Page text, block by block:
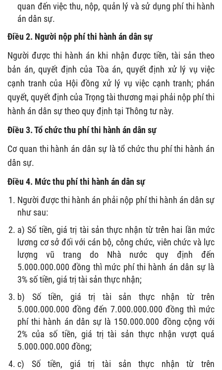
quan đến việc thu, nộp, quản lý và sử dụng phí thi hành
án dân sự.
Điều 2. Người nộp phí thi hành án dân sự
Người được thi hành án khi nhận được tiền, tài sản theo
bản án, quyết định của Tòa án, quyết định xử lý vụ việc
cạnh tranh của Hội đồng xử lý vụ việc cạnh tranh; phán
quyết, quyết định của Trọng tài thương mại phải nộp phí thi
hành án dân sự theo quy định tại Thông tư này.
Điều 3. Tổ chức thu phí thi hành án dân sự
Cơ quan thi hành án dân sự là tổ chức thu phí thi hành án
dân sự.
Điều 4. Mức thu phí thi hành án dân sự
Người được thi hành án phải nộp phí thi hành án dân sự
như sau:
a) Số tiền, giá trị tài sản thực nhận từ trên hai lần mức
lương cơ sở đối với cán bộ, công chức, viên chức và lực
lượng vũ trang do Nhà nước quy định đến
5.000.000.000 đồng thì mức phí thi hành án dân sự là
3% số tiền, giá trị tài sản thực nhận;
b) Số tiền, giá trị tài sản thực nhận từ trên
5.000.000.000 đồng đến 7.000.000.000 đồng thì mức
phí thi hành án dân sự là 150.000.000 đồng cộng với
2% của số tiền, giá trị tài sản thực nhận vượt quá
5.000.000.000 đồng;
c) Số tiền, giá trị tài sản thực nhận từ trên